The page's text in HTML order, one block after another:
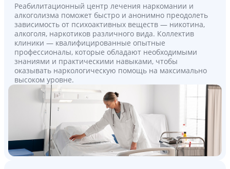
Реабилитационный центр лечения наркомании и
алкоголизма поможет быстро и анонимно преодолеть
зависимость от психоактивных веществ — никотина,
алкоголя, наркотиков различного вида. Коллектив
клиники — квалифицированные опытные
профессионалы, которые обладают необходимыми
знаниями и практическими навыками, чтобы
оказывать наркологическую помощь на максимально
высоком уровне.